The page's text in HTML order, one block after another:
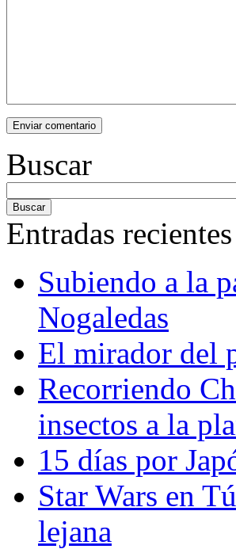
Buscar
Entradas recientes
Subiendo a la
Nogaledas
El mirador del
Recorriendo
insectos a la
15 días por
Star Wars en
lejana